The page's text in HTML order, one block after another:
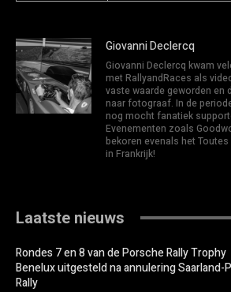
Giovanni Declercq
Giovanni Declercq kwam
met RallyandRaces als
vaste waarde geworden en
naar fotograaf. In de
nog mocht fanatiek
Evenementen zoals
bekoren evenals het
in Frankrijk!
Laatste nieuws
Rondes 7 en 8 van de Porsche Rally Trophy
Benelux uitgesteld na annulering Saarland-
Rally